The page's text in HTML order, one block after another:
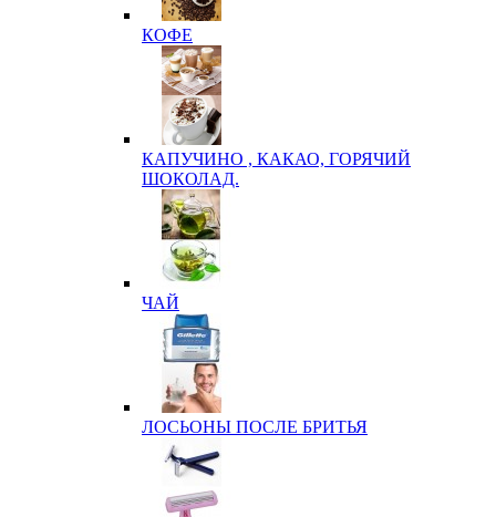
КОФЕ
КАПУЧИНО , КАКАО, ГОРЯЧИЙ
ШОКОЛАД.
ЧАЙ
ЛОСЬОНЫ ПОСЛЕ БРИТЬЯ